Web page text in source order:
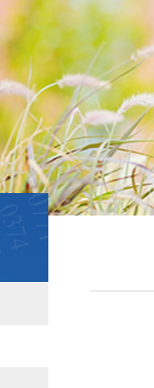
博导师资
硕导师资
退休教师
人才引进
政策文件